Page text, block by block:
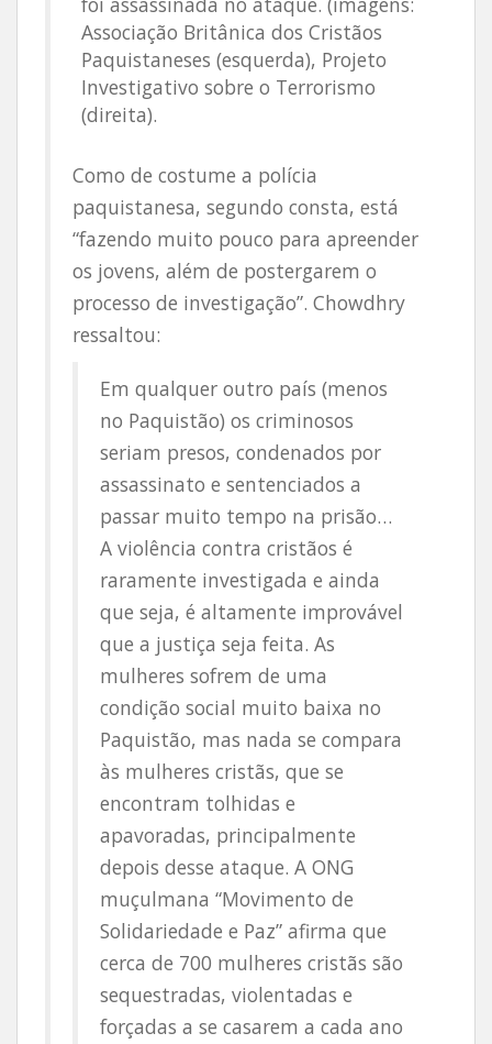
Associação Britânica dos Cristãos
Paquistaneses (esquerda), Projeto
Investigativo sobre o Terrorismo
(direita).
Como de costume a polícia
paquistanesa, segundo consta, está
“fazendo muito pouco para apreender
os jovens, além de postergarem o
processo de investigação”. Chowdhry
ressaltou:
Em qualquer outro país (menos
no Paquistão) os criminosos
seriam presos, condenados por
assassinato e sentenciados a
passar muito tempo na prisão…
A violência contra cristãos é
raramente investigada e ainda
que seja, é altamente improvável
que a justiça seja feita. As
mulheres sofrem de uma
condição social muito baixa no
Paquistão, mas nada se compara
às mulheres cristãs, que se
encontram tolhidas e
apavoradas, principalmente
depois desse ataque. A ONG
muçulmana “Movimento de
Solidariedade e Paz” afirma que
cerca de 700 mulheres cristãs são
sequestradas, violentadas e
forçadas a se casarem a cada ano